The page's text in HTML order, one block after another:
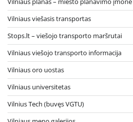
Vilniaus viešasis transportas
Stops.lt – viešojo transporto maršrutai
Vilniaus viešojo transporto informacija
Vilniaus oro uostas
Vilniaus universitetas
Vilnius Tech (buvęs VGTU)